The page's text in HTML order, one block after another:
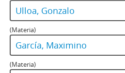
Ulloa, Gonzalo
(Materia)
García, Maximino
(Materia)